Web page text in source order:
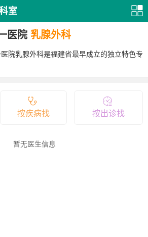
室
医院 乳腺外科
院乳腺外科是福建省最早成立的独立特色专
按疾病找 按出诊找
暂无医生信息